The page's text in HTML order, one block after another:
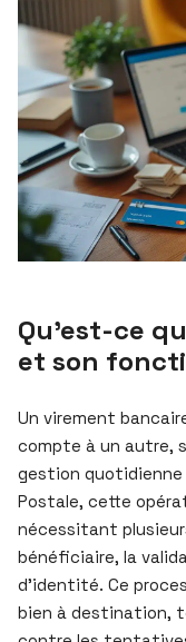
Qu’est-ce
et son
Un virement
compte à un autre,
gestion quotidienne
Postale, cette
nécessitant
bénéficiaire, la
d’identité. Ce
bien à destination,